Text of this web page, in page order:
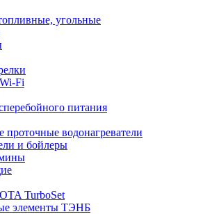
угольные
Fi
питания
проточные водонагреватели
и бойлеры
TurboSet
элементы ТЭНБ